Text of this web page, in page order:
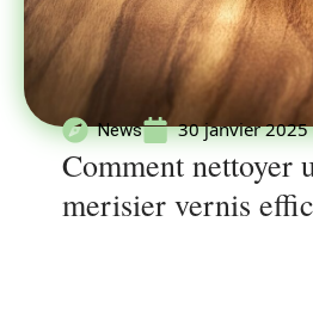
News 30 janvier 2025
Comment nettoyer
merisier vernis